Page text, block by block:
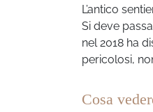
L’antico
Si deve
nel 2018 ha
pericolosi,
Cosa